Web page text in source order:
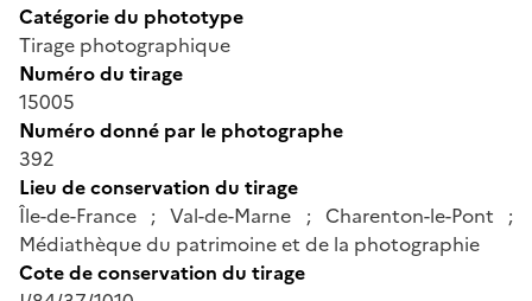
Catégorie du phototype
Tirage photographique
Numéro du tirage
15005
Numéro donné par le photographe
392
Lieu de conservation du tirage
Île-de-France ; Val-de-Marne ; Charenton-le-Pont ;
Médiathèque du patrimoine et de la photographie
Cote de conservation du tirage